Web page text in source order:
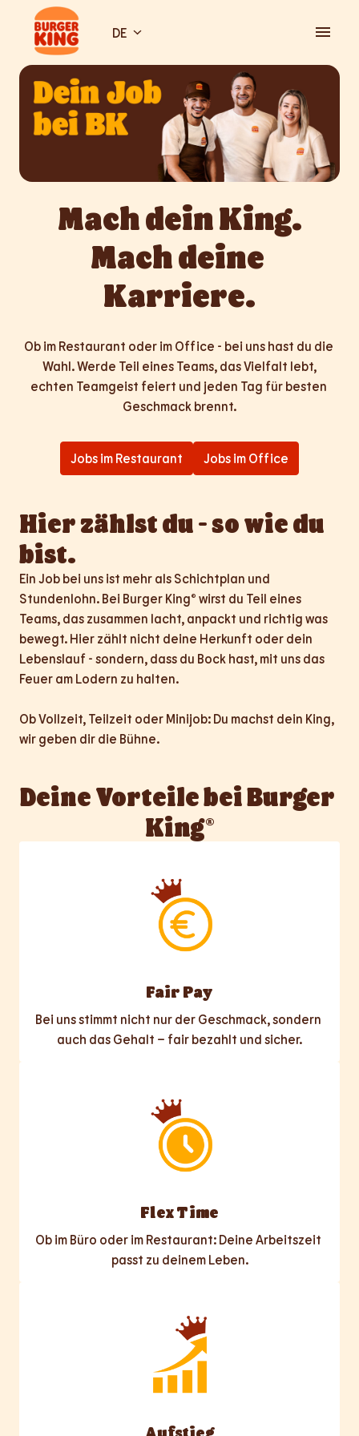
springenStartseite DE
Mach dein King.
Mach deine
Karriere.
Ob im Restaurant oder im Office - bei uns hast du die
Wahl. Werde Teil eines Teams, das Vielfalt lebt,
echten Teamgeist feiert und jeden Tag für besten
Geschmack brennt.
Jobs im Restaurant Jobs im Office
Hier zählst du - so wie du
bist.
Ein Job bei uns ist mehr als Schichtplan und
Stundenlohn. Bei Burger King® wirst du Teil eines
Teams, das zusammen lacht, anpackt und richtig was
bewegt. Hier zählt nicht deine Herkunft oder dein
Lebenslauf - sondern, dass du Bock hast, mit uns das
Feuer am Lodern zu halten.
Ob Vollzeit, Teilzeit oder Minijob: Du machst dein King,
wir geben dir die Bühne.
Deine Vorteile bei Burger
King®
Fair Pay
Bei uns stimmt nicht nur der Geschmack, sondern
auch das Gehalt – fair bezahlt und sicher.
Flex Time
Ob im Büro oder im Restaurant: Deine Arbeitszeit
passt zu deinem Leben.
Aufstieg